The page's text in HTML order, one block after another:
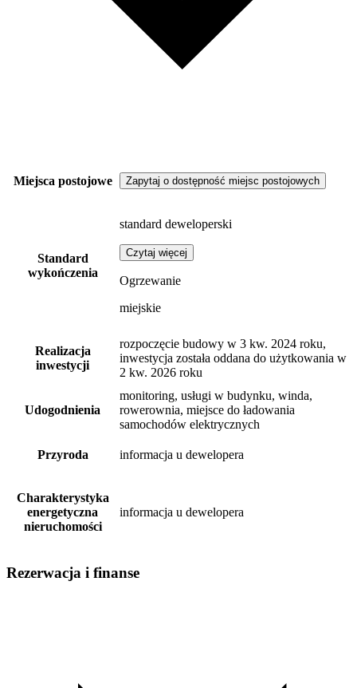
Miejsca postojowe Zapytaj o dostępność miejsc postojowych
Standard
wykończenia
standard deweloperski
Czytaj więcej
Ogrzewanie
miejskie
Realizacja
inwestycji
rozpoczęcie budowy w 3 kw. 2024 roku,
inwestycja została oddana do użytkowania w
2 kw. 2026 roku
Udogodnienia
monitoring, usługi w budynku, winda,
rowerownia, miejsce do ładowania
samochodów elektrycznych
Przyroda informacja u dewelopera
Charakterystyka
energetyczna
nieruchomości
informacja u dewelopera
Rezerwacja i finanse